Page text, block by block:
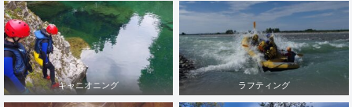
キャニオニング ラフティング